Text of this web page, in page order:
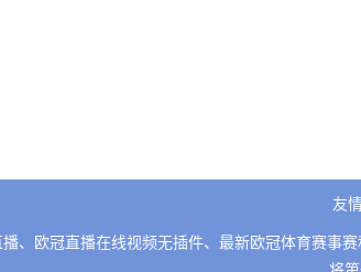
友
、欧冠直播在线视频无插件、最新欧冠体育赛事